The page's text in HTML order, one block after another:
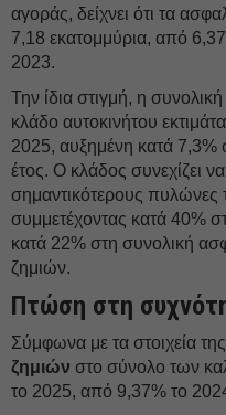
αγοράς, δείχνει ότι τα
7,18 εκατομμύρια, από
2023.
Την ίδια στιγμή, η
κλάδο αυτοκινήτου
2025, αυξημένη κατά 7,3%
έτος. Ο κλάδος συνεχίζει
σημαντικότερους πυλώνες
συμμετέχοντας κατά 40%
κατά 22% στη συνολική
ζημιών.
Πτώση στη
Σύμφωνα με τα στοιχεία
ζημιών στο σύνολο των
το 2025, από 9,37% το